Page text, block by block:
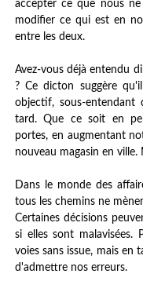
accepter ce que nous
modifier ce qui est en
entre les deux.
Avez-vous déjà entendu
? Ce dicton suggère
objectif, sous-
tard. Que ce soit en
portes, en augmentant
nouveau magasin en
Dans le monde des
tous les chemins ne
Certaines décisions
si elles sont malavisées.
voies sans issue, mais en
d'admettre nos erreurs.